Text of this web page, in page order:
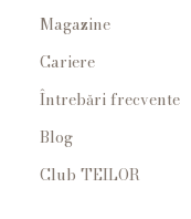
Magazine
Cariere
Întrebări frecvente
Blog
Club TEILOR